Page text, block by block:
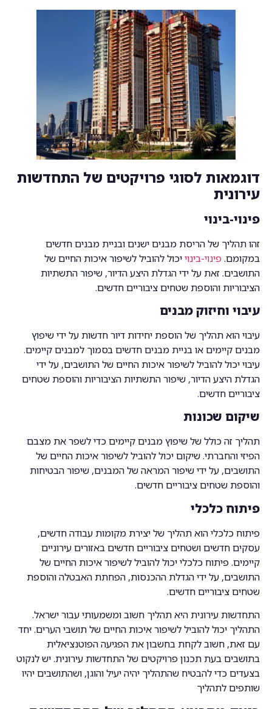
דוגמאות לסוגי פרויקטים של התחדשות
עירונית
פינוי-בינוי
זהו תהליך של הריסת מבנים ישנים ובניית מבנים חדשים
במקומם.פינוי-בינוייכול להוביל לשיפור איכות החיים של
התושבים. זאת על ידי הגדלת היצע הדיור, שיפור התשתיות
הציבוריות והוספת שטחים ציבוריים חדשים.
עיבוי וחיזוק מבנים
עיבוי הוא תהליך של הוספת יחידות דיור חדשות על ידי שיפוץ
מבנים קיימים או בניית מבנים חדשים בסמוך למבנים קיימים.
עיבוי יכול להוביל לשיפור איכות החיים של התושבים, על ידי
הגדלת היצע הדיור, שיפור התשתיות הציבוריות והוספת שטחים
ציבוריים חדשים.
שיקום שכונות
תהליך זה כולל של שיפוץ מבנים קיימים כדי לשפר את מצבם
הפיזי והחברתי. שיקום יכול להוביל לשיפור איכות החיים של
התושבים, על ידי שיפור המראה של המבנים, שיפור הבטיחות
והוספת שטחים ציבוריים חדשים.
פיתוח כלכלי
פיתוח כלכלי הוא תהליך של יצירת מקומות עבודה חדשים,
עסקים חדשים ושטחים ציבוריים חדשים באזורים עירוניים
קיימים. פיתוח כלכלי יכול להוביל לשיפור איכות החיים של
התושבים, על ידי הגדלת ההכנסות, הפחתת האבטלה והוספת
שטחים ציבוריים חדשים.
התחדשות עירונית היא תהליך חשוב ומשמעותי עבור ישראל.
התהליך יכול להוביל לשיפור איכות החיים של תושבי הערים. יחד
עם זאת, חשוב לקחת בחשבון את הפגיעה הפוטנציאלית
בתושבים בעת תכנון פרויקטים של התחדשות עירונית. יש לנקוט
בצעדים כדי להבטיח שהתהליך יהיה יעיל והוגן, ושהתושבים יהיו
שותפים לתהליך